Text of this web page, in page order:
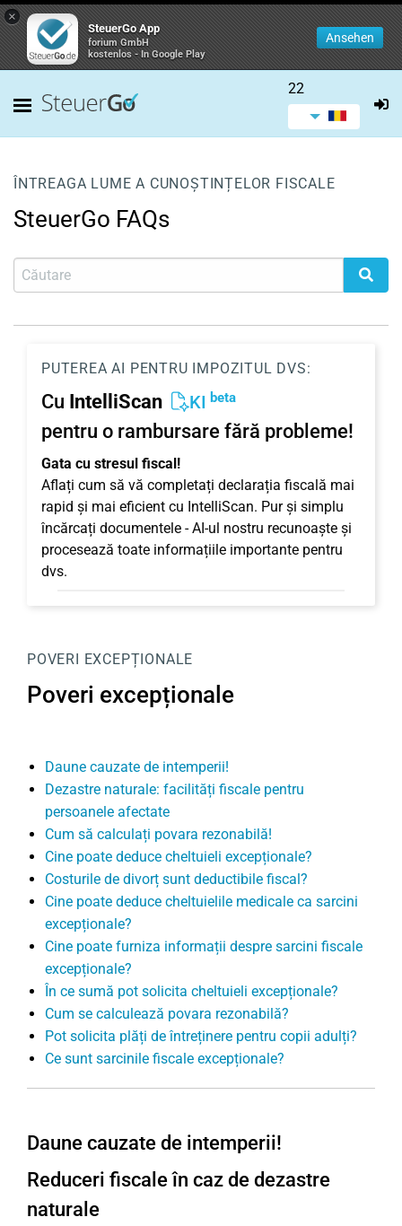
×
SteuerGo App
forium GmbH
kostenlos - In Google Play
Ansehen
22
ÎNTREAGA LUME A CUNOȘTINȚELOR FISCALE
SteuerGo FAQs
PUTEREA AI PENTRU IMPOZITUL DVS:
Cu IntelliScan KI beta
pentru o rambursare fără probleme!
Gata cu stresul fiscal!
Aflați cum să vă completați declarația fiscală mai
rapid și mai eficient cu IntelliScan. Pur și simplu
încărcați documentele - AI-ul nostru recunoaște și
procesează toate informațiile importante pentru
dvs.
POVERI EXCEPȚIONALE
Poveri excepționale
Daune cauzate de intemperii!
Dezastre naturale: facilități fiscale pentru
persoanele afectate
Cum să calculați povara rezonabilă!
Cine poate deduce cheltuieli excepționale?
Costurile de divorț sunt deductibile fiscal?
Cine poate deduce cheltuielile medicale ca sarcini
excepționale?
Cine poate furniza informații despre sarcini fiscale
excepționale?
În ce sumă pot solicita cheltuieli excepționale?
Cum se calculează povara rezonabilă?
Pot solicita plăți de întreținere pentru copii adulți?
Ce sunt sarcinile fiscale excepționale?
Daune cauzate de intemperii!
Reduceri fiscale în caz de dezastre
naturale